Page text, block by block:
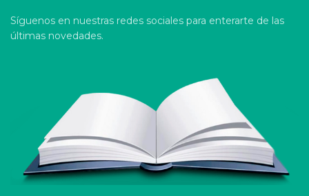
Síguenos en nuestras redes sociales para enterarte de las
últimas novedades.